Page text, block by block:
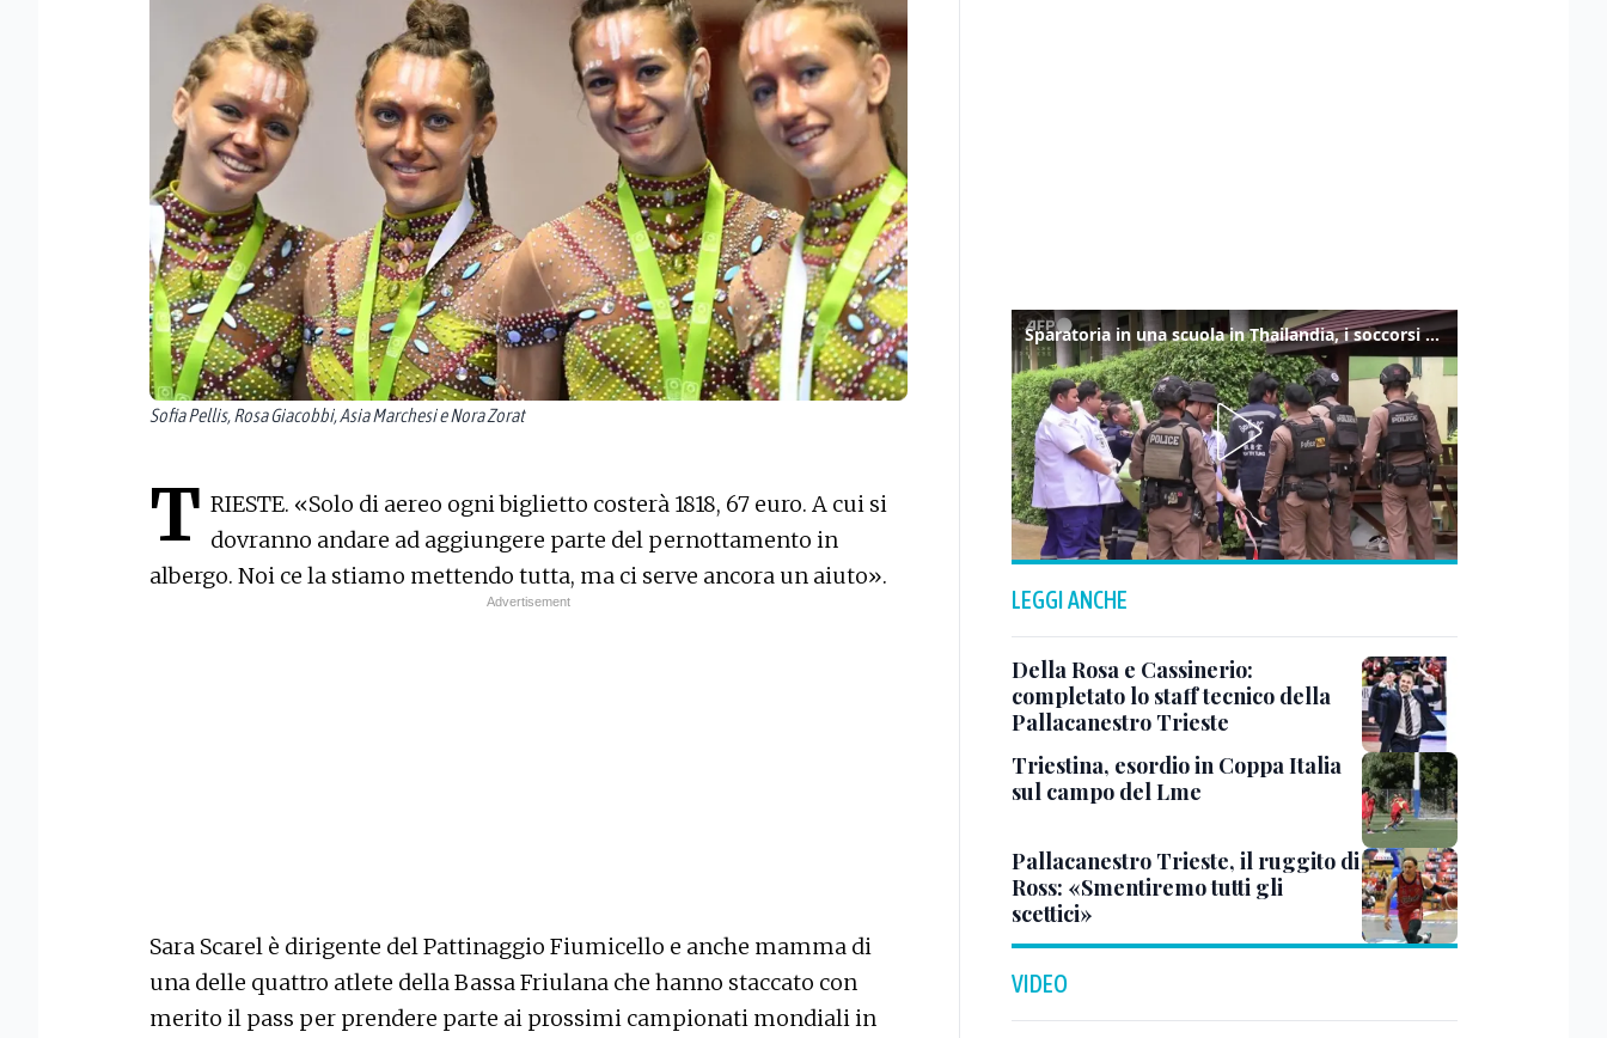
Sofia Pellis, Rosa Giacobbi, Asia Marchesi e Nora Zorat
T RIESTE. «Solo di aereo ogni biglietto costerà 1818, 67 euro. A cui si
dovranno andare ad aggiungere parte del pernottamento in
albergo. Noi ce la stiamo mettendo tutta, ma ci serve ancora un aiuto».
Sara Scarel è dirigente del Pattinaggio Fiumicello e anche mamma di
una delle quattro atlete della Bassa Friulana che hanno staccato con
merito il pass per prendere parte ai prossimi campionati mondiali in
Sparatoria in una scuola in Thailandia, i soccorsi sul posto
LEGGI ANCHE
Della Rosa e Cassinerio:
completato lo staff tecnico della
Pallacanestro Trieste
Triestina, esordio in Coppa Italia
sul campo del Lme
Pallacanestro Trieste, il ruggito di
Ross: «Smentiremo tutti gli
scettici»
VIDEO